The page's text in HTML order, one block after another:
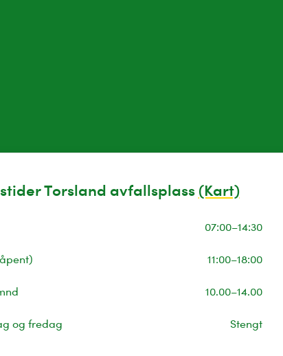
Torsland avfallsplass (Kart)
07:00–14:30
11:00–18:00
10.00–14.00
og fredag Stengt